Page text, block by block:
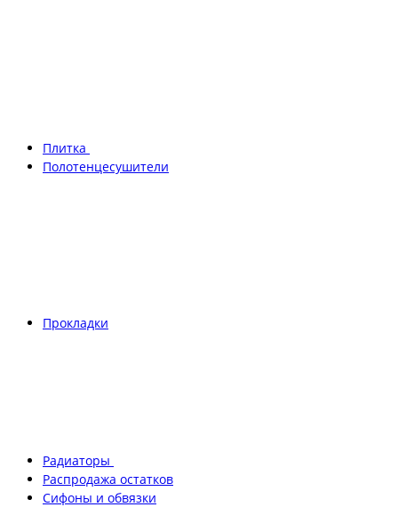
Плитка
Полотенцесушители
Прокладки
Радиаторы
Распродажа остатков
Сифоны и обвязки